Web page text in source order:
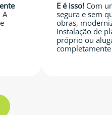
A
E é isso! Com
segura e sem
obras,
instalação de
próprio ou